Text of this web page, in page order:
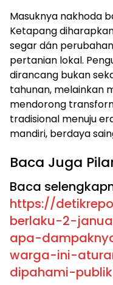
​Masuknya nakhoda
Ketapang
segar dán
pertanian lokal.
dirancang bukan
tahunan, melainkan
mendorong
tradisional menuju
mandiri, berdaya
​Baca Juga
Baca
https://
berlaku-2-
apa-
warga-ini-
dipahami-